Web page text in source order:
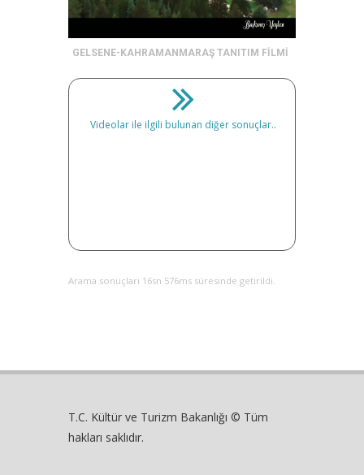
GELSENE-KAHRAMANMARAŞ TANITIM FİLMİ
Videolar ile ilgili bulunan diğer sonuçlar..
Arama sonuçları 16sn 576ms süresinde getirildi.
T.C. Kültür ve Turizm Bakanlığı © Tüm
hakları saklıdır.